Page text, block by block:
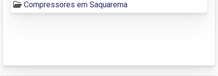
Compressores em Saquarema